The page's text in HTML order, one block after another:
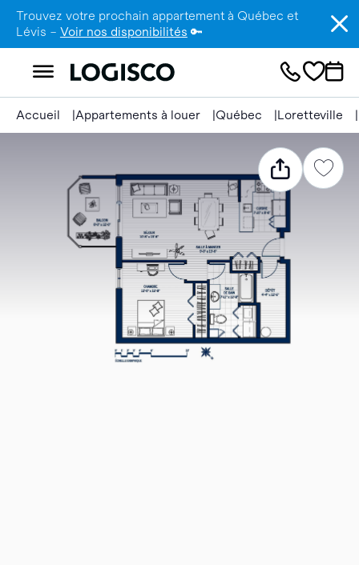
Trouvez votre prochain appartement à Québec et
Lévis – Voir nos disponibilités 🔑
Accueil Appartements à louer Québec Loretteville